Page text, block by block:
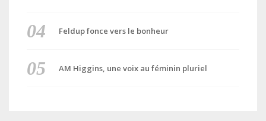
Feldup fonce vers le bonheur
AM Higgins, une voix au féminin pluriel